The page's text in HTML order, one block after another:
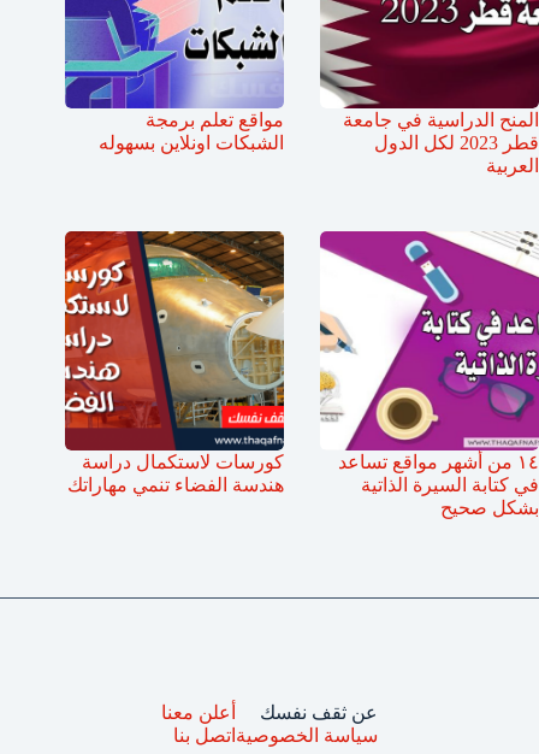
المنح الدراسية في جامعة
قطر 2023 لكل الدول
العربية
مواقع تعلم برمجة
الشبكات اونلاين بسهوله
١٤ من أشهر مواقع تساعد
في كتابة السيرة الذاتية
بشكل صحيح
كورسات لاستكمال دراسة
هندسة الفضاء تنمي مهاراتك
عن ثقف نفسك
سياسة الخصوصية
أعلن معنا
اتصل بنا